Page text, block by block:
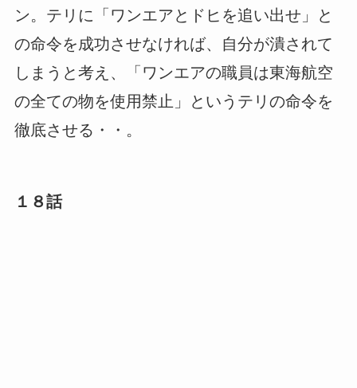
ン。テリに「ワンエアとドヒを追い出せ」と
の命令を成功させなければ、自分が潰されて
しまうと考え、「ワンエアの職員は東海航空
の全ての物を使用禁止」というテリの命令を
徹底させる・・。
１８話